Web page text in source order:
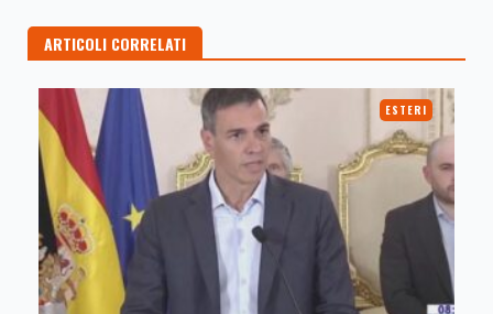
ARTICOLI CORRELATI
ESTERI